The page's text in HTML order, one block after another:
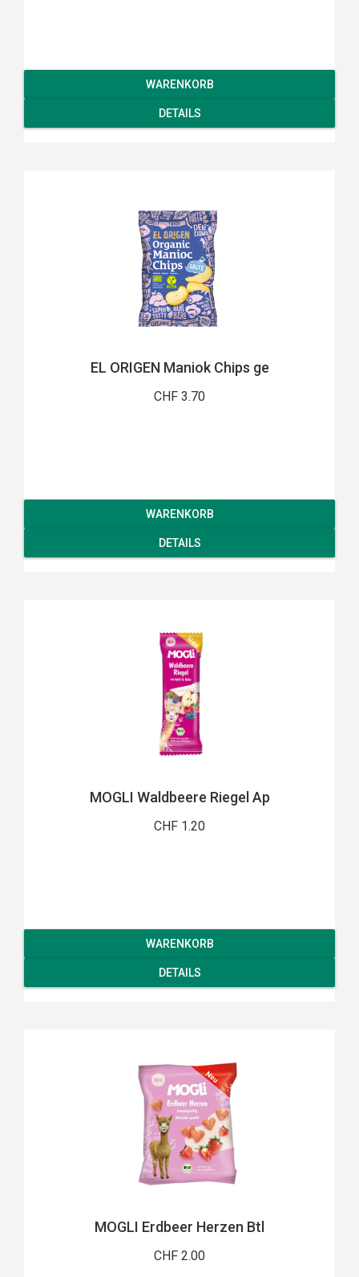
WARENKORB
DETAILS
EL ORIGEN Maniok Chips ge
CHF 3.70
WARENKORB
DETAILS
MOGLI Waldbeere Riegel Ap
CHF 1.20
WARENKORB
DETAILS
MOGLI Erdbeer Herzen Btl
CHF 2.00